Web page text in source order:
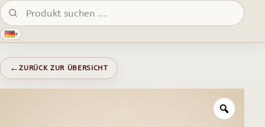
Produkte suchen:
▾
←ZURÜCK ZUR ÜBERSICHT